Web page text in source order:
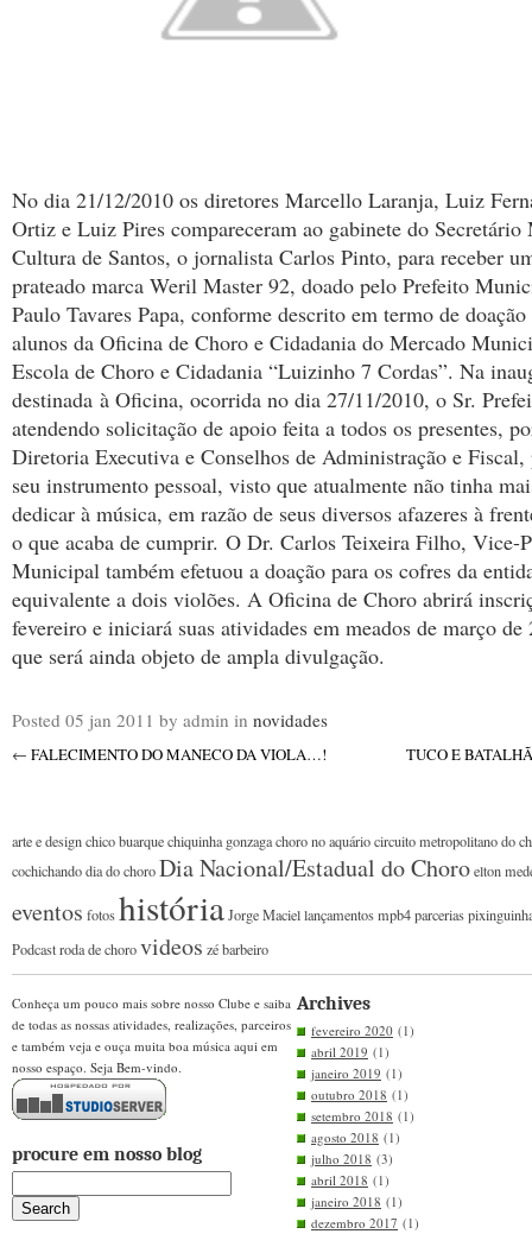
No dia 21/12/2010 os diretores Marcello Laranja, Luiz
Ortiz e Luiz Pires compareceram ao gabinete do
Cultura de Santos, o jornalista Carlos Pinto, para receber
prateado marca Weril Master 92, doado pelo Prefeito
Paulo Tavares Papa, conforme descrito em termo de
alunos da Oficina de Choro e Cidadania do Mercado
Escola de Choro e Cidadania “Luizinho 7 Cordas”. Na
destinada à Oficina, ocorrida no dia 27/11/2010, o Sr.
atendendo solicitação de apoio feita a todos os presentes,
Diretoria Executiva e Conselhos de Administração e Fiscal,
seu instrumento pessoal, visto que atualmente não tinha
dedicar à música, em razão de seus diversos afazeres à
o que acaba de cumprir. O Dr. Carlos Teixeira Filho, Vice-
Municipal também efetuou a doação para os cofres da
equivalente a dois violões. A Oficina de Choro abrirá
fevereiro e iniciará suas atividades em meados de março de
que será ainda objeto de ampla divulgação.
Posted 05 jan 2011 by admin in novidades
← FALECIMENTO DO MANECO DA VIOLA…! TUCO E
arte e designchico buarquechiquinha gonzagachoro no aquáriocircuito metropolitano do
cochichandodia do choroDia Nacional/Estadual do Choroelton
eventos fotoshistóriaJorge Maciellançamentosmpb4parcerias
Podcastroda de chorovideos zé barbeiro
Conheça um pouco mais sobre nosso Clube e saiba
de todas as nossas atividades, realizações, parceiros
e também veja e ouça muita boa música aqui em
nosso espaço. Seja Bem-vindo.
procure em nosso blog
Archives
fevereiro 2020 (1)
abril 2019 (1)
janeiro 2019 (1)
outubro 2018 (1)
setembro 2018 (1)
agosto 2018 (1)
julho 2018 (3)
abril 2018 (1)
janeiro 2018 (1)
dezembro 2017 (1)